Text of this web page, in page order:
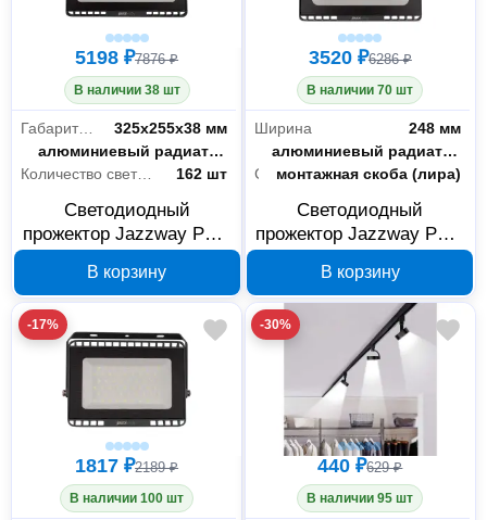
5198 ₽7876 ₽
В наличии 38 шт
Габариты без упаковки
325х255х38 мм
Система охлаждения
алюминиевый радиатор
Количество светодиодов/ламп
162 шт
Светодиодный
прожектор Jazzway PFL-
LOWTEMP IP65 5057715
В корзину
3520 ₽6286 ₽
В наличии 70 шт
Ширина
248 мм
Система охлаждения
алюминиевый радиатор
Способ установкимонтажная скоба (лира)
Светодиодный
прожектор Jazzway PFL-
LOWTEMP IP65 5057692
В корзину
-17%
1817 ₽2189 ₽
В наличии 100 шт
-30%
440 ₽629 ₽
В наличии 95 шт